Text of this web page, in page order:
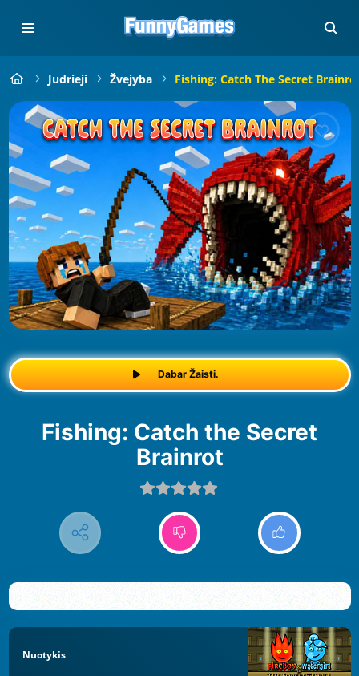
Judrieji Žvejyba Fishing: Catch The Secret
Dabar Žaisti.
Fishing: Catch the Secret
Brainrot
Nuotykis